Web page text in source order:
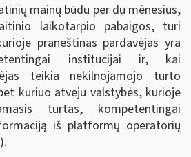
mainų būdu per du mėnesius,
laikotarpio pabaigos, turi
praneštinas pardavėjas yra
institucijai ir, kai
teikia nekilnojamojo turto
kuriuo atveju valstybės, kurioje
turtas, kompetentingai
iš platformų operatorių